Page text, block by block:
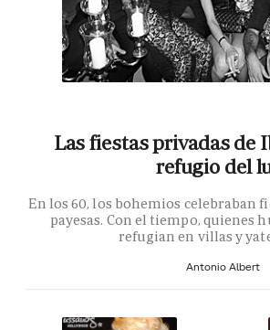
Las fiestas privadas de
refugio del
En los 60, los bohemios celebraban
payesas. Con el tiempo, quienes
refugian en villas y
Antonio Albert